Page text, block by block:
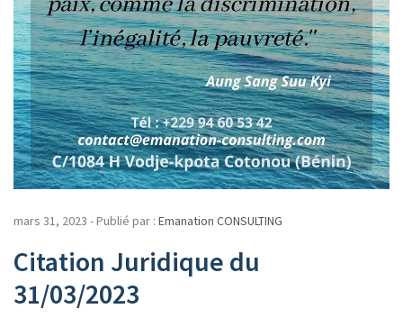
mars 31, 2023 - Publié par : Emanation CONSULTING
Citation Juridique du
31/03/2023